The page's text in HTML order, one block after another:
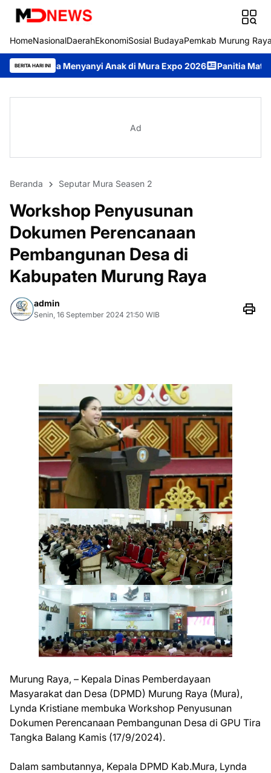
HomeNasionalDaerahEkonomiSosial BudayaPemkab Murung
BERITA HARI INIAnak di Mura Expo 2026 Panitia Matangkan Persiapan
Ad
Beranda Seputar Mura Seasen 2
Workshop Penyusunan
Dokumen Perencanaan
Pembangunan Desa di
Kabupaten Murung Raya
admin
Senin, 16 September 2024 21:50 WIB
Murung Raya, – Kepala Dinas Pemberdayaan
Masyarakat dan Desa (DPMD) Murung Raya (Mura),
Lynda Kristiane membuka Workshop Penyusunan
Dokumen Perencanaan Pembangunan Desa di GPU Tira
Tangka Balang Kamis (17/9/2024).
Dalam sambutannya, Kepala DPMD Kab.Mura, Lynda